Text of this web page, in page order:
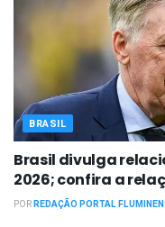
BRASIL
Brasil divulga
2026; confira a
PORREDAÇÃO PORTAL